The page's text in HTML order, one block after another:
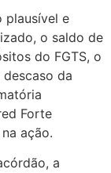
plausível e
o saldo de
do FGTS, o
descaso da
Forte
ação.
a